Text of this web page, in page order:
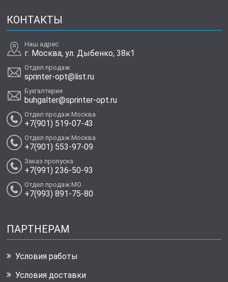
КОНТАКТЫ
Наш адрес
г. Москва, ул. Дыбенко, 38к1
Отдел продаж
sprinter-opt@list.ru
Бухгалтерия
buhgalter@sprinter-opt.ru
Отдел продаж Москва
+7(901) 519-07-43
Отдел продаж Москва
+7(901) 553-97-09
Заказ пропуска
+7(991) 236-50-93
Отдел продаж МО
+7(993) 891-75-80
ПАРТНЕРАМ
Условия работы
Условия доставки